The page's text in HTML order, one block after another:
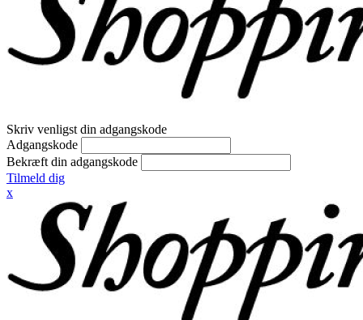
Skriv venligst din adgangskode
Adgangskode
Bekræft din adgangskode
Tilmeld dig
x